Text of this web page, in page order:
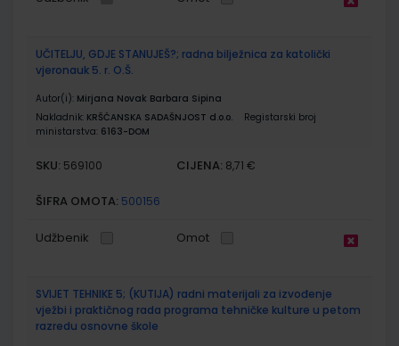
UČITELJU, GDJE STANUJEŠ?; radna bilježnica za katolički
vjeronauk 5. r. O.Š.
Autor(i): Mirjana Novak Barbara Sipina
Nakladnik: KRŠĆANSKA SADAŠNJOST d.o.o.
Registarski broj
ministarstva: 6163-DOM
SKU: 569100 CIJENA: 8,71 €
ŠIFRA OMOTA: 500156
Udžbenik Omot
SVIJET TEHNIKE 5; (KUTIJA) radni materijali za izvođenje
vježbi i praktičnog rada programa tehničke kulture u petom
razredu osnovne škole